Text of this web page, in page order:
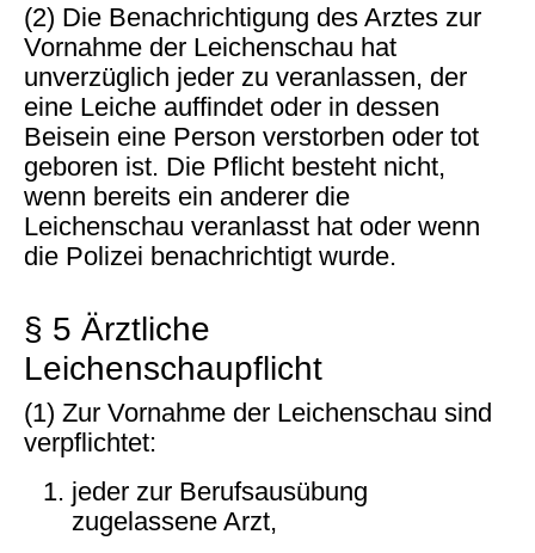
(2) Die Benachrichtigung des Arztes zur
Vornahme der Leichenschau hat
unverzüglich jeder zu veranlassen, der
eine Leiche auffindet oder in dessen
Beisein eine Person verstorben oder tot
geboren ist. Die Pflicht besteht nicht,
wenn bereits ein anderer die
Leichenschau veranlasst hat oder wenn
die Polizei benachrichtigt wurde.
§ 5 Ärztliche
Leichenschaupflicht
(1) Zur Vornahme der Leichenschau sind
verpflichtet:
jeder zur Berufsausübung
zugelassene Arzt,